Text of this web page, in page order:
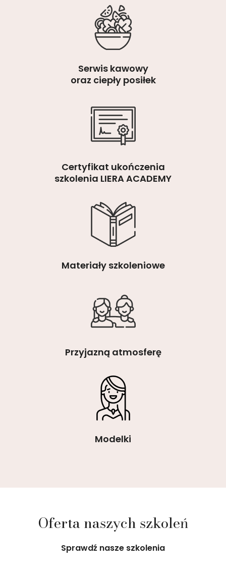
Serwis kawowy
oraz ciepły posiłek
Certyfikat ukończenia
szkolenia LIERA ACADEMY
Materiały szkoleniowe
Przyjazną atmosferę
Modelki
Oferta naszych szkoleń
Sprawdź nasze szkolenia